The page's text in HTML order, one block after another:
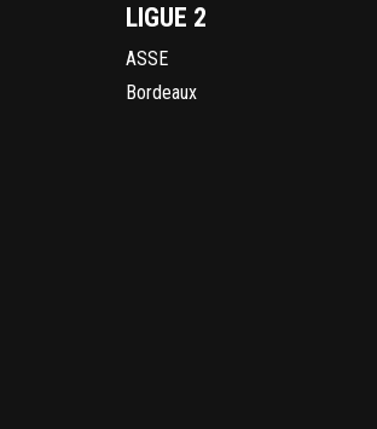
LIGUE 2
ASSE
Bordeaux